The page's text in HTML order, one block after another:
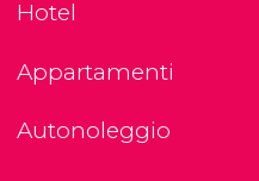
Hotel
Appartamenti
Autonoleggio